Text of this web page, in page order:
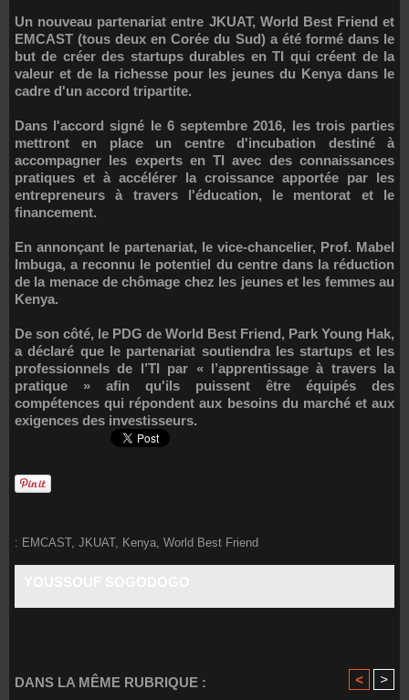
Un nouveau partenariat entre JKUAT, World Best Friend et
EMCAST (tous deux en Corée du Sud) a été formé dans le
but de créer des startups durables en TI qui créent de la
valeur et de la richesse pour les jeunes du Kenya dans le
cadre d'un accord tripartite.
Dans l'accord signé le 6 septembre 2016, les trois parties
mettront en place un centre d'incubation destiné à
accompagner les experts en TI avec des connaissances
pratiques et à accélérer la croissance apportée par les
entrepreneurs à travers l'éducation, le mentorat et le
financement.
En annonçant le partenariat, le vice-chancelier, Prof. Mabel
Imbuga, a reconnu le potentiel du centre dans la réduction
de la menace de chômage chez les jeunes et les femmes au
Kenya.
De son côté, le PDG de World Best Friend, Park Young Hak,
a déclaré que le partenariat soutiendra les startups et les
professionnels de l’TI par « l’apprentissage à travers la
pratique » afin qu'ils puissent être équipés des
compétences qui répondent aux besoins du marché et aux
exigences des investisseurs.
: EMCAST, JKUAT, Kenya, World Best Friend
DANS LA MÊME RUBRIQUE : < >